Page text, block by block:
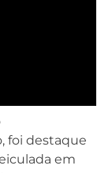
foi destaque
em